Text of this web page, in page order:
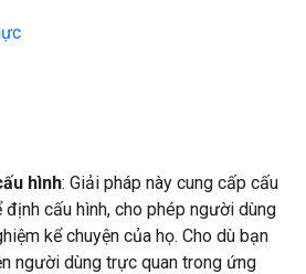
hình: Giải pháp này cung cấp cấu
định cấu hình, cho phép người dùng
kể chuyện của họ. Cho dù bạn
người dùng trực quan trong ứng